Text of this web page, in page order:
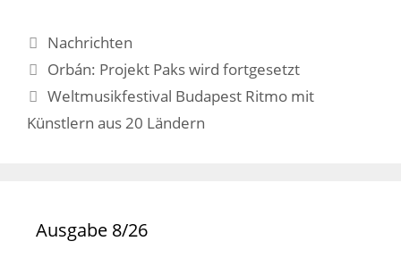
Kategorien
Nachrichten
Orbán: Projekt Paks wird fortgesetzt
Weltmusikfestival Budapest Ritmo mit
Künstlern aus 20 Ländern
Ausgabe 8/26